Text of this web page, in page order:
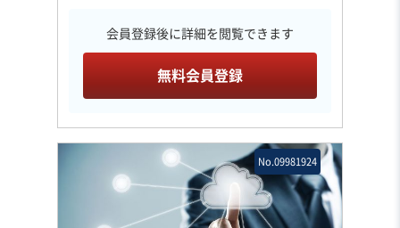
会員登録後に詳細を閲覧できます
無料会員登録
No.09981924